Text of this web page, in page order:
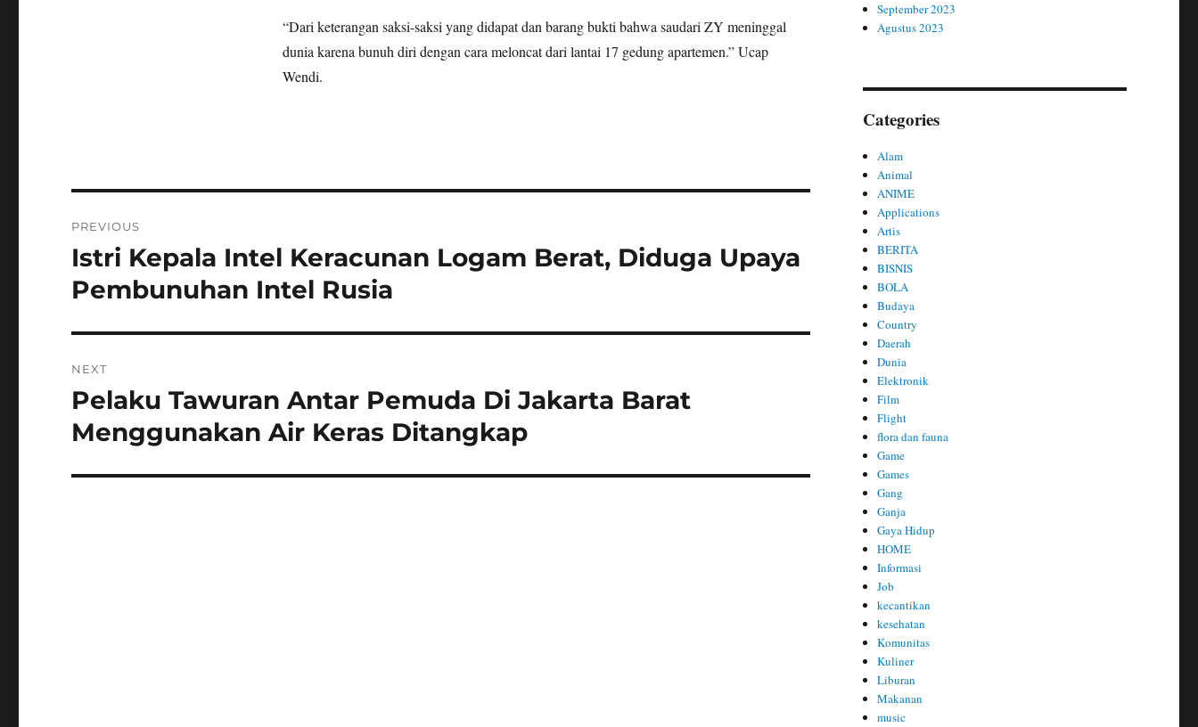
“Dari keterangan saksi-saksi yang didapat dan barang bukti bahwa saudari ZY meninggal
dunia karena bunuh diri dengan cara meloncat dari lantai 17 gedung apartemen.” Ucap
Wendi.
pos
PREVIOUS
Previous
post:
Istri Kepala Intel Keracunan Logam Berat, Diduga Upaya
Pembunuhan Intel Rusia
NEXT
Next
post:
Pelaku Tawuran Antar Pemuda Di Jakarta Barat
Menggunakan Air Keras Ditangkap
September 2023
Agustus 2023
Categories
Alam
Animal
ANIME
Applications
Artis
BERITA
BISNIS
BOLA
Budaya
Country
Daerah
Dunia
Elektronik
Film
Flight
flora dan fauna
Game
Games
Gang
Ganja
Gaya Hidup
HOME
Informasi
Job
kecantikan
kesehatan
Komunitas
Kuliner
Liburan
Makanan
music